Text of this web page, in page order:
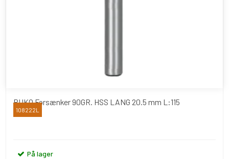
RUKO Forsænker 90GR. HSS LANG 20.5 mm L:115
RUKO
108222L
På lager